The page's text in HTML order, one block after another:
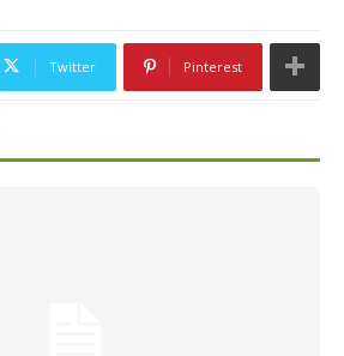
Twitter Pinterest